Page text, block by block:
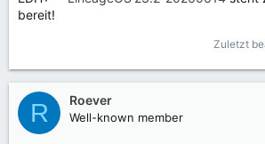
bereit!
Zuletzt
R Roever
Well-known member